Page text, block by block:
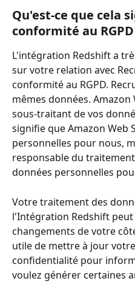
Qu'est-ce que cela
conformité au RGPD
L'intégration Redshift a
sur votre relation avec
conformité au RGPD.
mêmes données. Amazon
sous-traitant de vos
signifie que Amazon Web
personnelles pour nous,
responsable du
données personnelles
Votre traitement des
l'Intégration Redshift
changements de votre
utile de mettre à jour
confidentialité pour
voulez générer certaines